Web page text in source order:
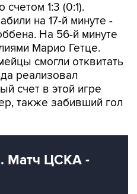
счетом 1:3 (0:1).
на 17-й минуте -
На 56-й минуте
Марио Гетце.
смогли отквитать
реализовал
счет в этой игре
также забивший гол
Матч ЦСКА -